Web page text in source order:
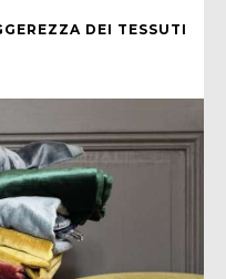
DEI TESSUTI